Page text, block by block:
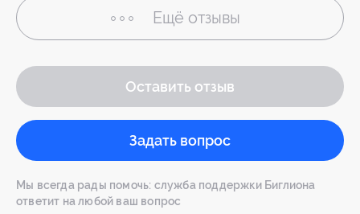
Ещё отзывы
Оставить отзыв
Задать вопрос
Мы всегда рады помочь: служба поддержки Биглиона
ответит на любой ваш вопрос